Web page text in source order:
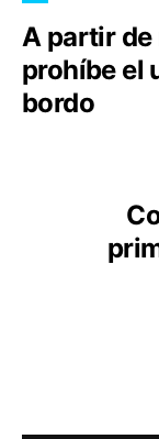
A partir de
prohíbe el
bordo